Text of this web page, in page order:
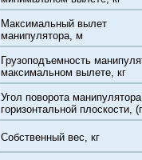
Максимальный вылет
манипулятора, м
Грузоподъемность
максимальном вылете, кг
Угол поворота
горизонтальной плоскости,
Собственный вес, кг